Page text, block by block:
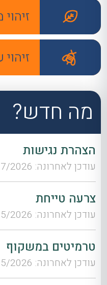
מה חדש?
הצהרת נגישות
עודכן לאחרונה: 01/07/2026, 10:45
צרעה טייחת
עודכן לאחרונה: 08/05/2026, 09:03
טרמיטים במשקוף
עודכן לאחרונה: 08/05/2026, 06:07